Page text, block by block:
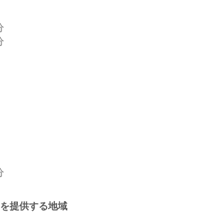
提供する地域